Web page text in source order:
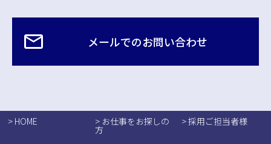
メールでのお問い合わせ
> HOME > お仕事をお探しの
方
> 採用ご担当者様